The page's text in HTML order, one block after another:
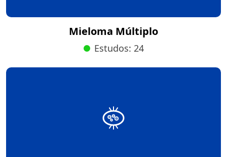
Mieloma Múltiplo
Estudos: 24